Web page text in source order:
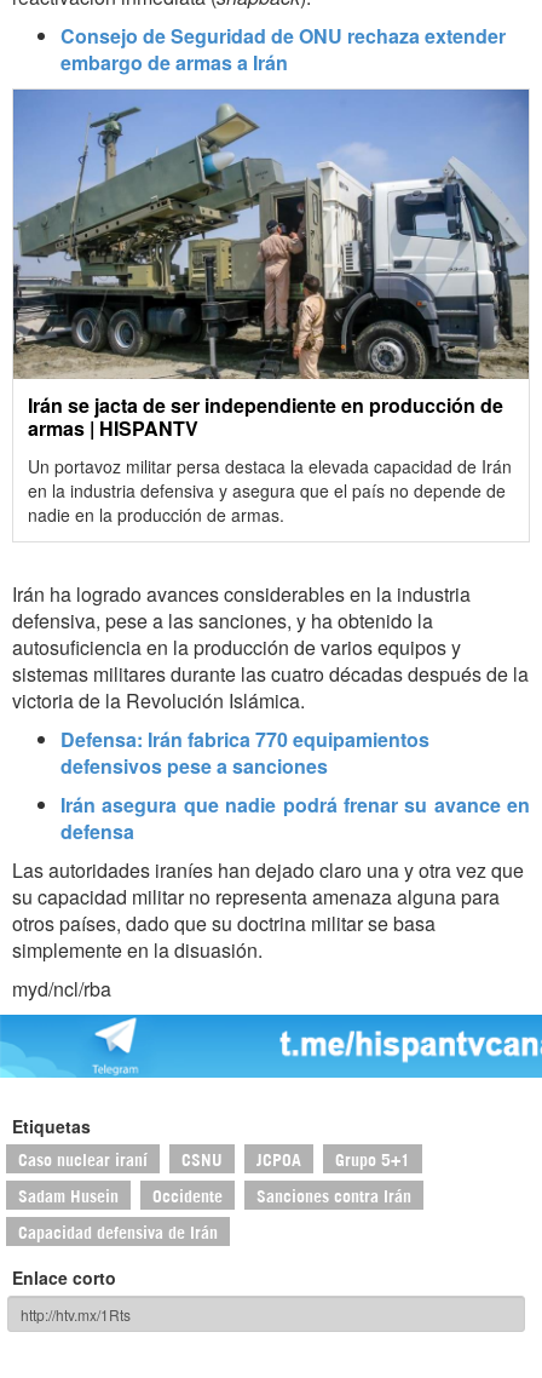
Consejo de Seguridad de ONU rechaza extender
embargo de armas a Irán
Irán se jacta de ser independiente en producción de
armas | HISPANTV
Un portavoz militar persa destaca la elevada capacidad de Irán
en la industria defensiva y asegura que el país no depende de
nadie en la producción de armas.
Irán ha logrado avances considerables en la industria
defensiva, pese a las sanciones, y ha obtenido la
autosuficiencia en la producción de varios equipos y
sistemas militares durante las cuatro décadas después de la
victoria de la Revolución Islámica.
Defensa: Irán fabrica 770 equipamientos
defensivos pese a sanciones
Irán asegura que nadie podrá frenar su avance en
defensa
Las autoridades iraníes han dejado claro una y otra vez que
su capacidad militar no representa amenaza alguna para
otros países, dado que su doctrina militar se basa
simplemente en la disuasión.
myd/ncl/rba
Etiquetas
Caso nuclear iraní CSNU JCPOA Grupo 5+1
Sadam Husein Occidente Sanciones contra Irán
Capacidad defensiva de Irán
Enlace corto